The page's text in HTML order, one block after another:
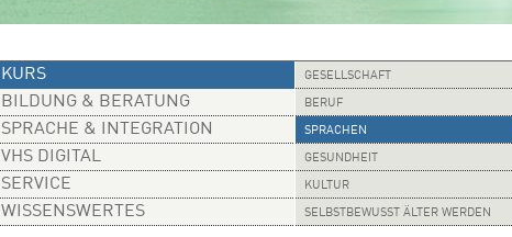
KURS
BILDUNG & BERATUNG
SPRACHE & INTEGRATION
VHS DIGITAL
SERVICE
WISSENSWERTES
GESELLSCHAFT
BERUF
SPRACHEN
GESUNDHEIT
KULTUR
SELBSTBEWUSST ÄLTER WERDEN